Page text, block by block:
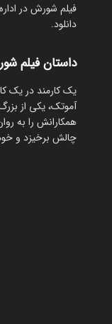
دانلود.
داستان فیلم
یک کارمند در یک
آموتک، یکی از
همکارانش را به
چالش برخیزد و